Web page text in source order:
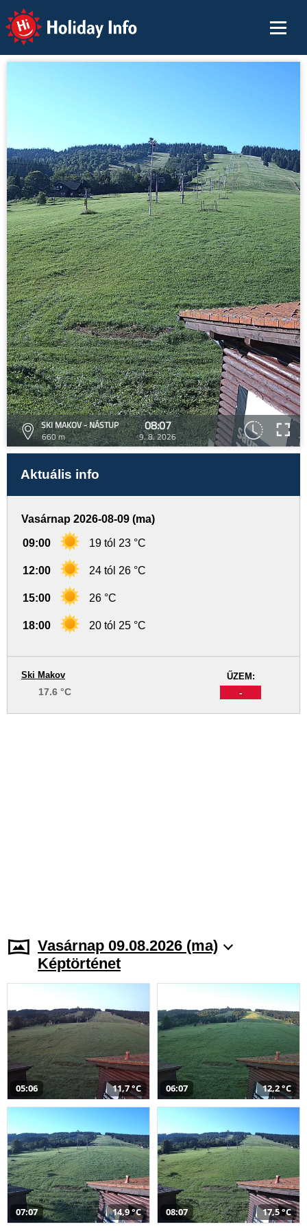
Holiday Info
SKI MAKOV - NÁSTUP
660 m
08:07
9. 8. 2026
Aktuális info
Vasárnap 2026-08-09 (ma)
09:00 19 tól 23 °C
12:00 24 tól 26 °C
15:00 26 °C
18:00 20 tól 25 °C
ŰZEM:
-
Ski Makov
17.6 °C
Vasárnap 09.08.2026 (ma)
Képtörténet
05:06 11,7 °C 06:07 12,2 °C
07:07 14,9 °C 08:07 17,5 °C